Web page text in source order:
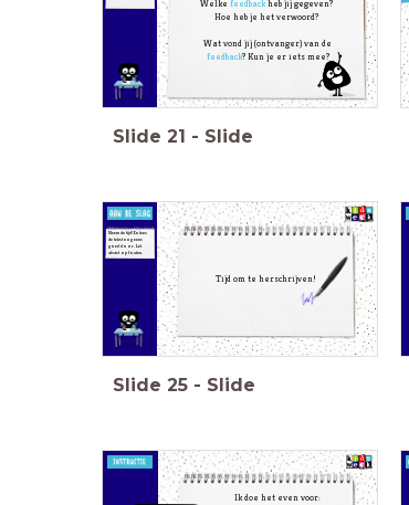
Welkefeedbackheb jij gegeven?
Hoe heb je het verwoord?
Wat vond jij (ontvanger) van de
feedback? Kun je er iets mee?
Slide 21 - Slide
Neem de tijd! En lees
de tekst nog eens
goed door. Let
alvast op fouten.
Tijd om te herschrijven!
Slide 25 - Slide
Ik doe het even voor: